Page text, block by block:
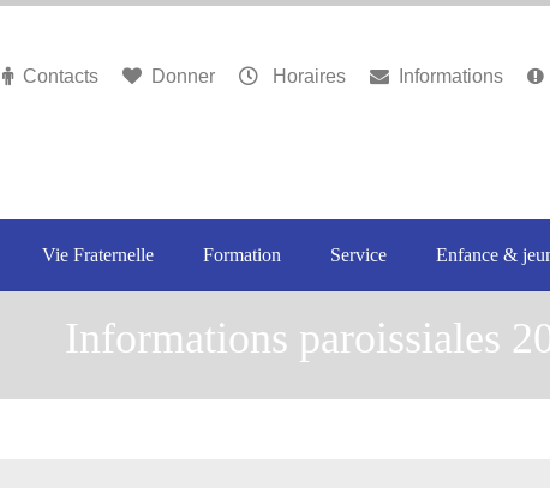
Contacts Donner Horaires Informations
Vie Fraternelle Formation Service Enfance &
Informations paroissiales